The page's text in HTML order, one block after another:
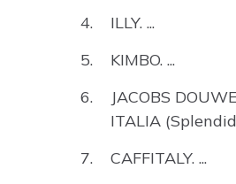
ILLY. ...
KIMBO. ...
JACOBS
ITALIA
CAFFITALY. ...